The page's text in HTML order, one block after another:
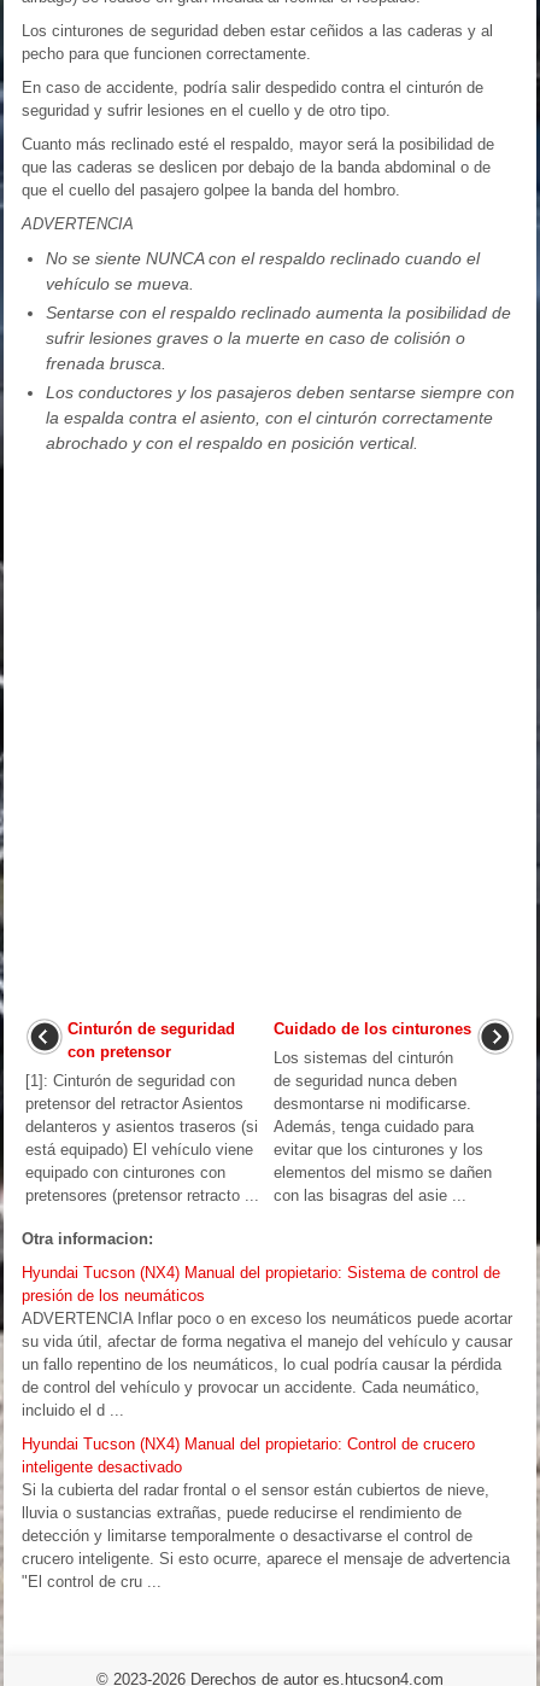
Los cinturones de seguridad deben estar ceñidos a las caderas y al
pecho para que funcionen correctamente.
En caso de accidente, podría salir despedido contra el cinturón de
seguridad y sufrir lesiones en el cuello y de otro tipo.
Cuanto más reclinado esté el respaldo, mayor será la posibilidad de
que las caderas se deslicen por debajo de la banda abdominal o de
que el cuello del pasajero golpee la banda del hombro.
ADVERTENCIA
No se siente NUNCA con el respaldo reclinado cuando el
vehículo se mueva.
Sentarse con el respaldo reclinado aumenta la posibilidad de
sufrir lesiones graves o la muerte en caso de colisión o
frenada brusca.
Los conductores y los pasajeros deben sentarse siempre con
la espalda contra el asiento, con el cinturón correctamente
abrochado y con el respaldo en posición vertical.
Cinturón de seguridad
con pretensor
[1]: Cinturón de seguridad con
pretensor del retractor Asientos
delanteros y asientos traseros (si
está equipado) El vehículo viene
equipado con cinturones con
pretensores (pretensor retracto ...
Cuidado de los cinturones
Los sistemas del cinturón
de seguridad nunca deben
desmontarse ni modificarse.
Además, tenga cuidado para
evitar que los cinturones y los
elementos del mismo se dañen
con las bisagras del asie ...
Otra informacion:
Hyundai Tucson (NX4) Manual del propietario: Sistema de control de
presión de los neumáticos
ADVERTENCIA Inflar poco o en exceso los neumáticos puede acortar
su vida útil, afectar de forma negativa el manejo del vehículo y causar
un fallo repentino de los neumáticos, lo cual podría causar la pérdida
de control del vehículo y provocar un accidente. Cada neumático,
incluido el d ...
Hyundai Tucson (NX4) Manual del propietario: Control de crucero
inteligente desactivado
Si la cubierta del radar frontal o el sensor están cubiertos de nieve,
lluvia o sustancias extrañas, puede reducirse el rendimiento de
detección y limitarse temporalmente o desactivarse el control de
crucero inteligente. Si esto ocurre, aparece el mensaje de advertencia
"El control de cru ...
© 2023-2026 Derechos de autor es.htucson4.com